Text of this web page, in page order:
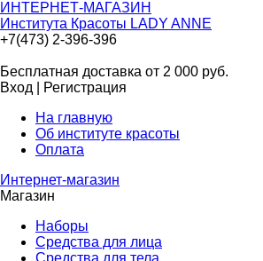
ИНТЕРНЕТ-МАГАЗИН
Института Красоты LADY ANNE
+7(473) 2-396-396
Бесплатная доставка от 2 000 руб.
Вход
Регистрация
На главную
Об институте красоты
Оплата
Интернет-магазин
Магазин
Наборы
Средства для лица
Средства для тела